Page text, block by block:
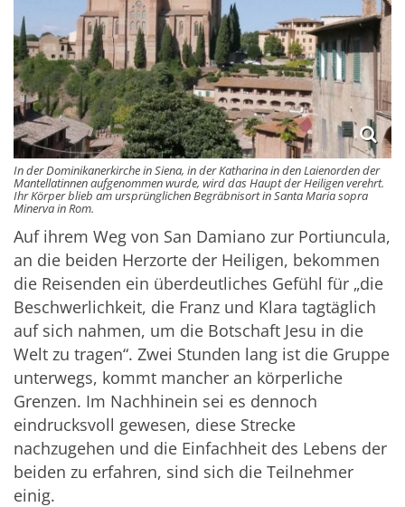
In der Dominikanerkirche in Siena, in der Katharina in den Laienorden der
Mantellatinnen aufgenommen wurde, wird das Haupt der Heiligen verehrt.
Ihr Körper blieb am ursprünglichen Begräbnisort in Santa Maria sopra
Minerva in Rom.
Auf ihrem Weg von San Damiano zur Portiuncula,
an die beiden Herzorte der Heiligen, bekommen
die Reisenden ein überdeutliches Gefühl für „die
Beschwerlichkeit, die Franz und Klara tagtäglich
auf sich nahmen, um die Botschaft Jesu in die
Welt zu tragen“. Zwei Stunden lang ist die Gruppe
unterwegs, kommt mancher an körperliche
Grenzen. Im Nachhinein sei es dennoch
eindrucksvoll gewesen, diese Strecke
nachzugehen und die Einfachheit des Lebens der
beiden zu erfahren, sind sich die Teilnehmer
einig.